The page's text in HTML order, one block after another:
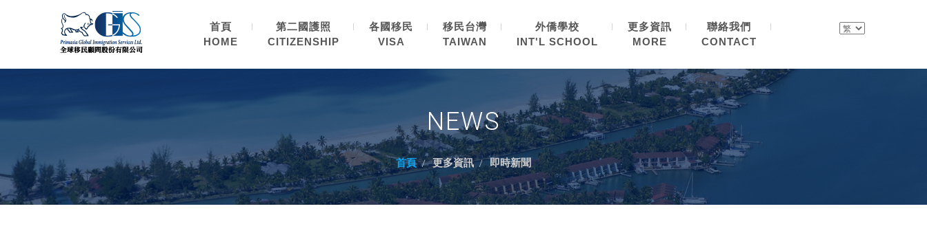
首頁
HOME
第二國護照
CITIZENSHIP
各國移民
VISA
移民台灣
TAIWAN
外僑學校
INT'L SCHOOL
更多資訊
MORE
聯絡我們
CONTACT
NEWS
首頁 更多資訊 即時新聞